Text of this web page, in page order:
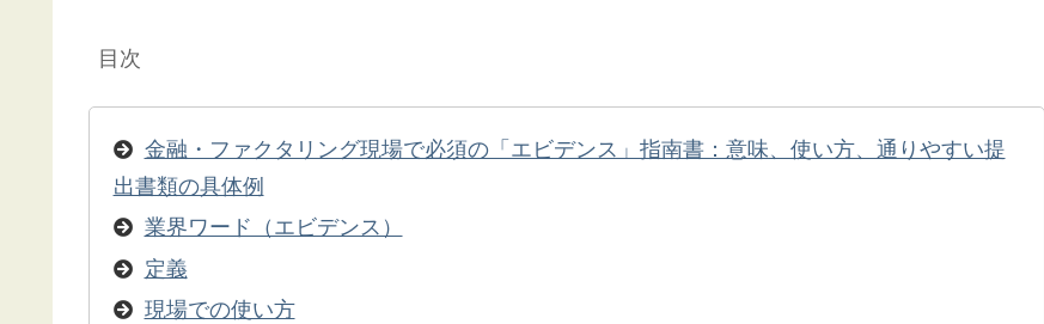
目次
金融・ファクタリング現場で必須の「エビデンス」指南書：意味、使い方、通りやすい提
出書類の具体例
業界ワード（エビデンス）
定義
現場での使い方